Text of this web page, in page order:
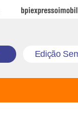
BPI Expresso
Edição